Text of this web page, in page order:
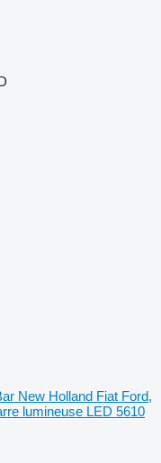
New Holland Fiat Ford,
lumineuse LED 5610